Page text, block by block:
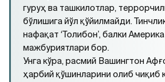
гуруҳ ва ташкилотлар,
бўлишига йўл қўйилмайди.
нафақат ‘Толибон’, балки
мажбуриятлари бор.
Унга кўра, расмий Вашингтон
ҳарбий қўшинларини олиб чиқиб